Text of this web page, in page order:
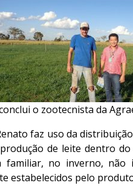
o zootecnista da
faz uso da
de leite dentro do
familiar, no inverno, não
estabelecidos pelo